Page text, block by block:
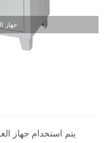
جهاز
يتم استخدام جهاز